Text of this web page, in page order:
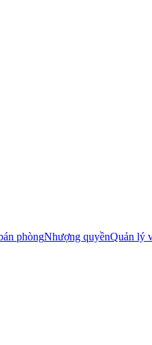
phòngNhượng quyềnQuản lý